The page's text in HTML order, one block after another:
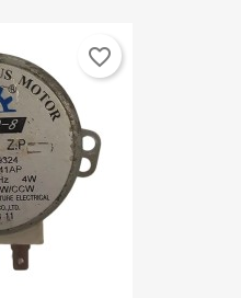
favorite_border